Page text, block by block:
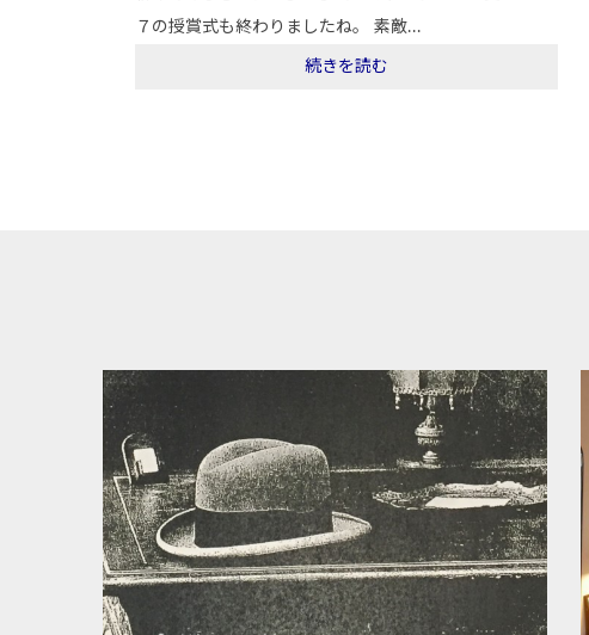
７の授賞式も終わりましたね。 素敵...
続きを読む